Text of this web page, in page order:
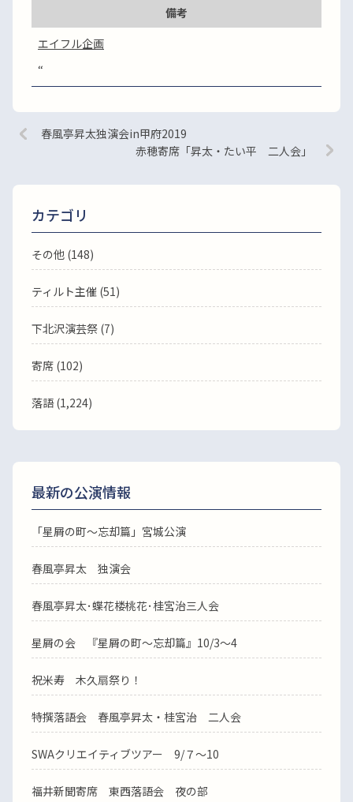
備考
エイフル企画
“
春風亭昇太独演会in甲府2019
赤穂寄席「昇太・たい平 二人会」
カテゴリ
その他 (148)
ティルト主催 (51)
下北沢演芸祭 (7)
寄席 (102)
落語(1,224)
最新の公演情報
「星屑の町～忘却篇」宮城公演
春風亭昇太 独演会
春風亭昇太･蝶花楼桃花･桂宮治三人会
星屑の会 『星屑の町～忘却篇』10/3～4
祝米寿 木久扇祭り！
特撰落語会 春風亭昇太・桂宮治 二人会
SWAクリエイティブツアー 9/７～10
福井新聞寄席 東西落語会 夜の部